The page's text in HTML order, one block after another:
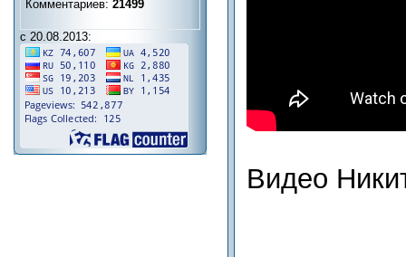
Комментариев: 21499
с 20.08.2013:
Видео